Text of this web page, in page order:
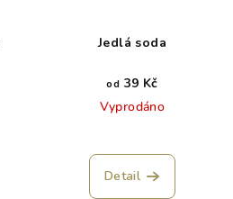
Jedlá soda
od 39 Kč
Vyprodáno
Detail